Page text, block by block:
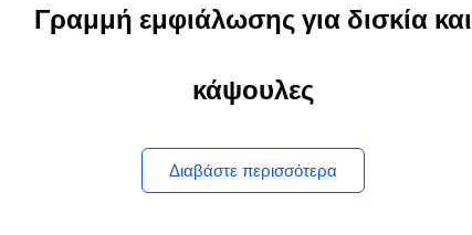
Γραμμή εμφιάλωσης για δισκία και
κάψουλες
Διαβάστε περισσότερα